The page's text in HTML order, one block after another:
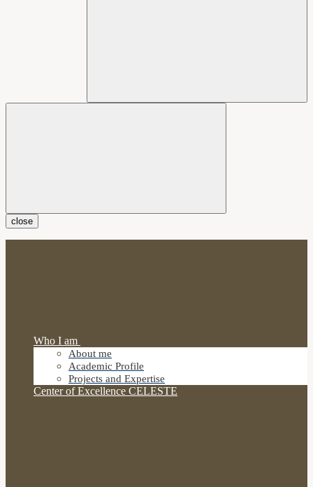
close
Who I am
About me
Academic Profile
Projects and Expertise
Center of Excellence CELESTE